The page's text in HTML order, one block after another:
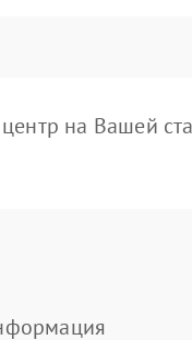
на Вашей